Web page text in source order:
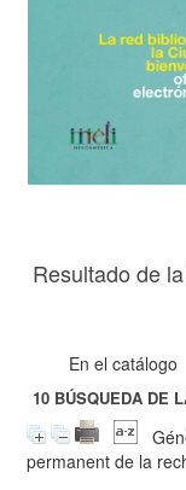
Resultado de
En el catálogo
10 BÚSQUEDA DE
permanent de la